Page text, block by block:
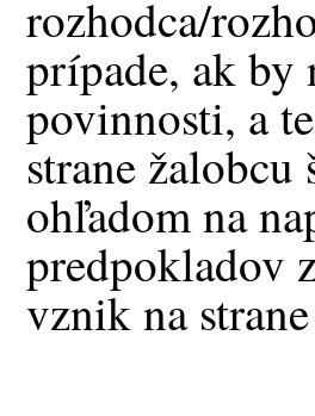
rozhodca/
prípade, ak
povinnosti, a
strane žalobcu
ohľadom na
predpokladov
vznik na